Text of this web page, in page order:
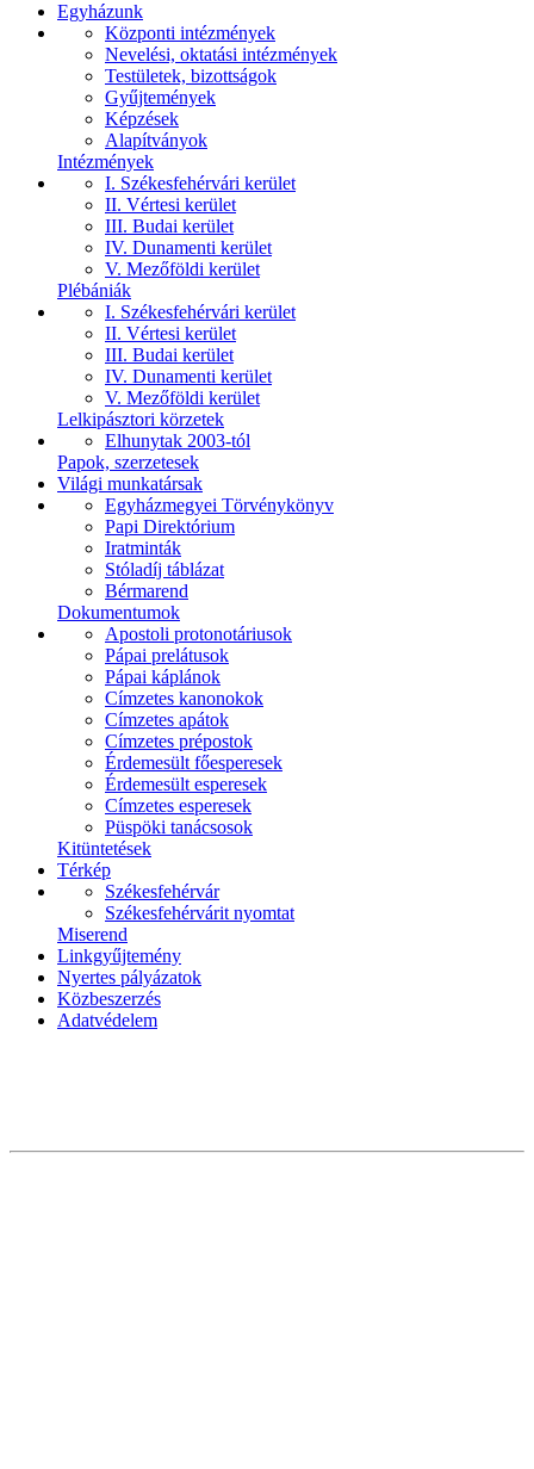
Egyházunk
Központi intézmények
Nevelési, oktatási intézmények
Testületek, bizottságok
Gyűjtemények
Képzések
Alapítványok
Intézmények
I. Székesfehérvári kerület
II. Vértesi kerület
III. Budai kerület
IV. Dunamenti kerület
V. Mezőföldi kerület
Plébániák
I. Székesfehérvári kerület
II. Vértesi kerület
III. Budai kerület
IV. Dunamenti kerület
V. Mezőföldi kerület
Lelkipásztori körzetek
Elhunytak 2003-tól
Papok, szerzetesek
Világi munkatársak
Egyházmegyei Törvénykönyv
Papi Direktórium
Iratminták
Stóladíj táblázat
Bérmarend
Dokumentumok
Apostoli protonotáriusok
Pápai prelátusok
Pápai káplánok
Címzetes kanonokok
Címzetes apátok
Címzetes prépostok
Érdemesült főesperesek
Érdemesült esperesek
Címzetes esperesek
Püspöki tanácsosok
Kitüntetések
Térkép
Székesfehérvár
Székesfehérvárit nyomtat
Miserend
Linkgyűjtemény
Nyertes pályázatok
Közbeszerzés
Adatvédelem